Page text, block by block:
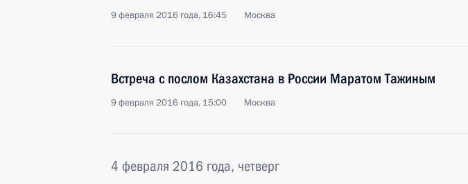
9 февраля 2016 года, 16:45 Москва
Встреча с послом Казахстана в России Маратом Тажиным
9 февраля 2016 года, 15:00 Москва
4 февраля 2016 года, четверг